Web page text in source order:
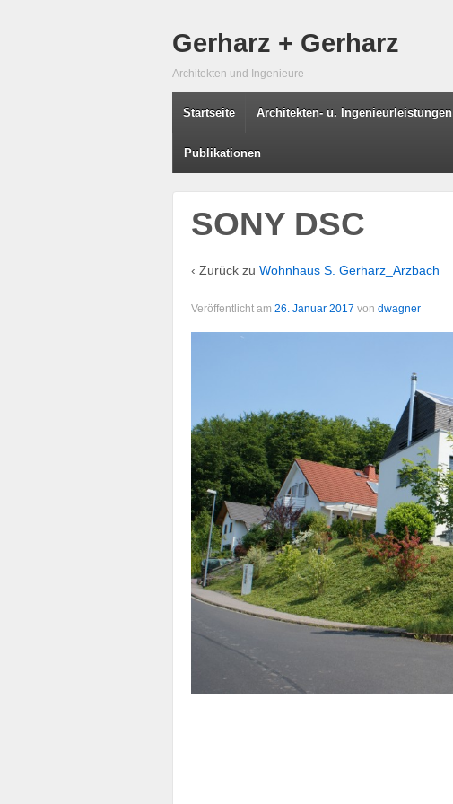
Gerharz + Gerharz
Architekten und Ingenieure
Startseite Architekten- u. Ingenieurleistungen
Publikationen
SONY DSC
‹ Zurück zu Wohnhaus S. Gerharz_Arzbach
Veröffentlicht am 26. Januar 2017 von dwagner